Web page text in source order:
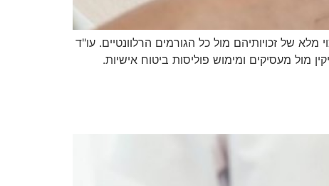
של זכויותיהם מול כל הגורמים הרלוונטיים. עו"ד
מול מעסיקים ומימוש פוליסות ביטוח אישיות.